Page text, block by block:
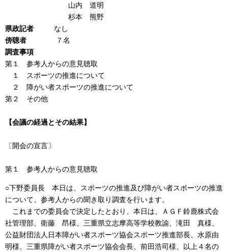
山内 道明
杉本 熊野
県政記者 なし
傍聴者 ７名
調査事項
第１ 参考人からの意見聴取
１ スポーツの推進について
２ 障がい者スポーツの推進について
第２ その他
【会議の経過とその結果】
〔開会の宣言〕
第１ 参考人からの意見聴取
○下野委員長 本日は、スポーツの推進及び障がい者スポーツの推進
について、参考人からの聞き取り調査を行います。
これまでの委員会で決定したとおり、本日は、ＡＧＦ鈴鹿株式会
社管理部、衛藤 昂様、三重県立志摩高等学校教諭、滝田 真様、
公益財団法人日本障がい者スポーツ協会スポーツ推進部長、水原由
明様、三重県障がい者スポーツ協会会長、前田浩司様、以上４名の